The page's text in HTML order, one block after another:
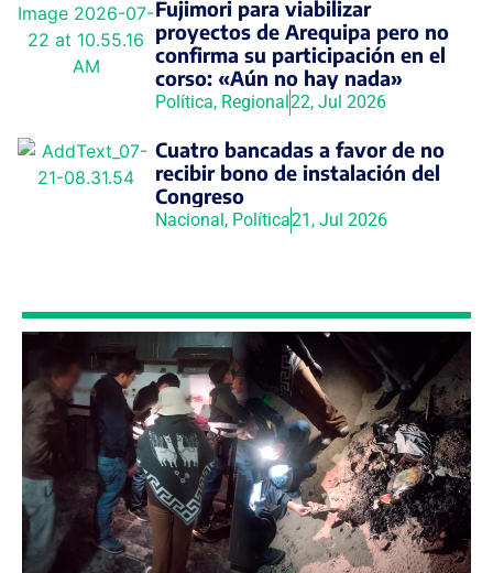
Fujimori para viabilizar
proyectos de Arequipa pero no
confirma su participación en el
corso: «Aún no hay nada»
Política, Regional22, Jul 2026
Cuatro bancadas a favor de no
recibir bono de instalación del
Congreso
Nacional, Política21, Jul 2026